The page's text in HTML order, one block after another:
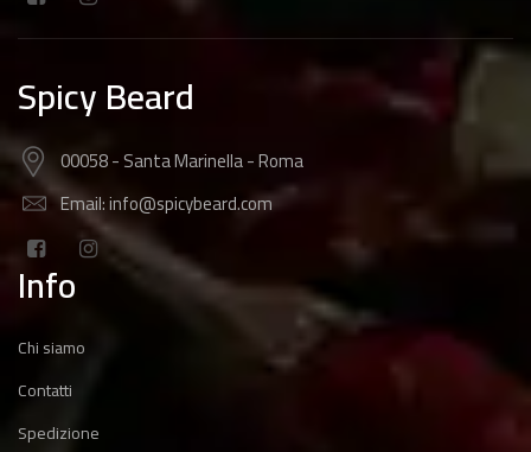
Spicy Beard
00058 - Santa Marinella - Roma
Email: info@spicybeard.com
Info
Chi siamo
Contatti
Spedizione